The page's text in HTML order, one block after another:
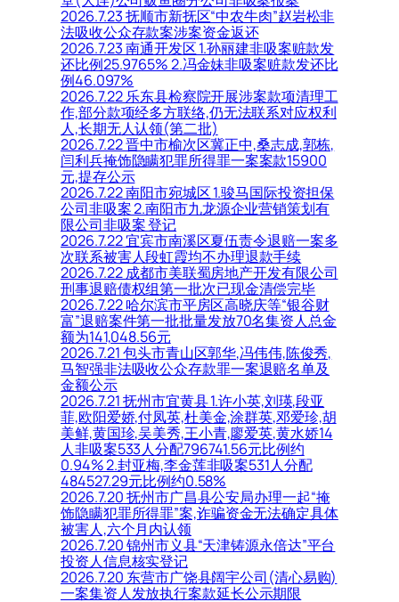
2026.7.23 抚顺市新抚区“中农牛肉”赵岩松非
法吸收公众存款案涉案资金返还
2026.7.23 南通开发区 1.孙丽建非吸案赃款发
还比例25.9765% 2.冯金妹非吸案赃款发还比
例46.097%
2026.7.22 乐东县检察院开展涉案款项清理工
作,部分款项经多方联络,仍无法联系对应权利
人,长期无人认领(第二批)
2026.7.22 晋中市榆次区冀正中,桑志成,郭栋,
闫利兵掩饰隐瞒犯罪所得罪一案案款15900
元,提存公示
2026.7.22 南阳市宛城区 1.骏马国际投资担保
公司非吸案 2.南阳市九龙源企业营销策划有
限公司非吸案 登记
2026.7.22 宜宾市南溪区夏伍责令退赔一案多
次联系被害人段虹霞均不办理退款手续
2026.7.22 成都市美联蜀房地产开发有限公司
刑事退赔债权组第一批次已现金清偿完毕
2026.7.22 哈尔滨市平房区高晓庆等“银谷财
富”退赔案件第一批批量发放70名集资人总金
额为141,048.56元
2026.7.21 包头市青山区郭华,冯伟伟,陈俊秀,
马智强非法吸收公众存款罪一案退赔名单及
金额公示
2026.7.21 抚州市宜黄县 1.许小英,刘瑛,段亚
菲,欧阳爱娇,付凤英,杜美金,涂群英,邓爱珍,胡
美鲜,黄国珍,吴美秀,王小青,廖爱英,黄水娇14
人非吸案533人分配796741.56元比例约
0.94% 2.封亚梅,李金莲非吸案531人分配
484527.29元比例约0.58%
2026.7.20 抚州市广昌县公安局办理一起“掩
饰隐瞒犯罪所得罪”案,诈骗资金无法确定具体
被害人,六个月内认领
2026.7.20 锦州市义县“天津铸源永倍达”平台
投资人信息核实登记
2026.7.20 东营市广饶县阔宇公司(清心易购)
一案集资人发放执行案款延长公示期限